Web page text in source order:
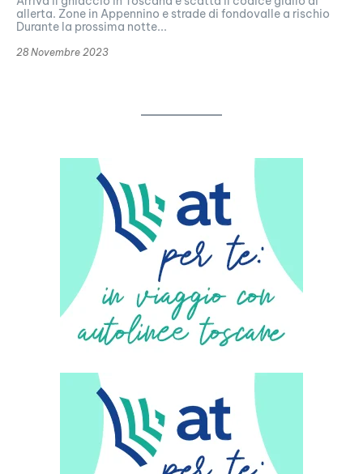
allerta. Zone in Appennino e strade di fondovalle a rischio
Durante la prossima notte...
28 Novembre 2023